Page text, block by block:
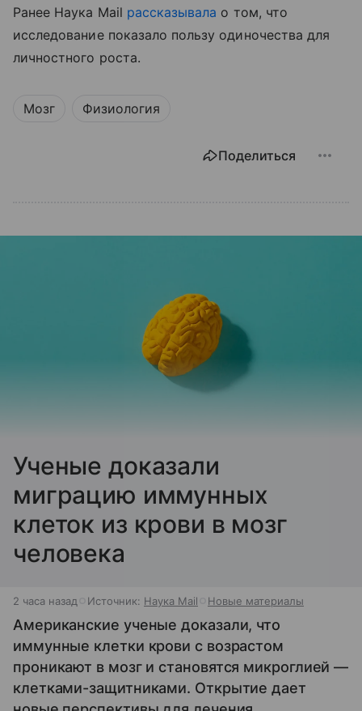
Ранее Наука Mail рассказывала о том, что
исследование показало пользу одиночества для
личностного роста.
Мозг Физиология
Поделиться
Ученые доказали
миграцию иммунных
клеток из крови в мозг
человека
2 часа назад Источник: Наука Mail Новые материалы
Американские ученые доказали, что
иммунные клетки крови с возрастом
проникают в мозг и становятся микроглией —
клетками-защитниками. Открытие дает